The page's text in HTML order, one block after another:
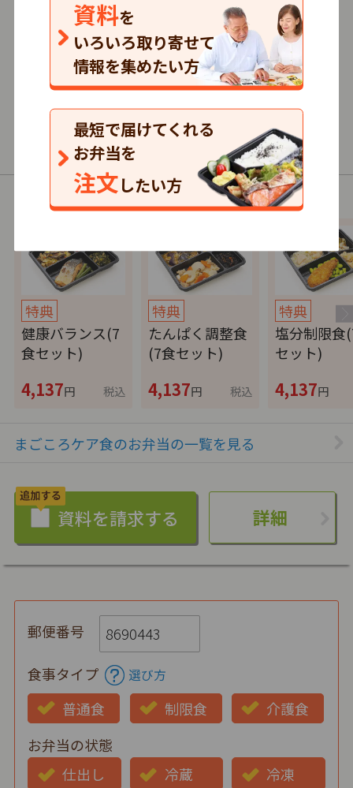
資料を
いろいろ取り寄せて
情報を集めたい方
最短で届けてくれる
お弁当を
注文したい方
3.5
口コミ132
591円～/1食
まとめて注文
普通食・制限食
以下の商品（コース）があります。
特典
健康バランス(7
食セット)
4,137円 税込
特典
たんぱく調整食
(7食セット)
4,137円 税込
特典
塩分制限食
セット)
4,137円
まごころケア食のお弁当の一覧を見る
詳細
郵便番号
食事タイプ 選び方
普通食 制限食
介護食
お弁当の状態
仕出し
冷蔵
冷凍